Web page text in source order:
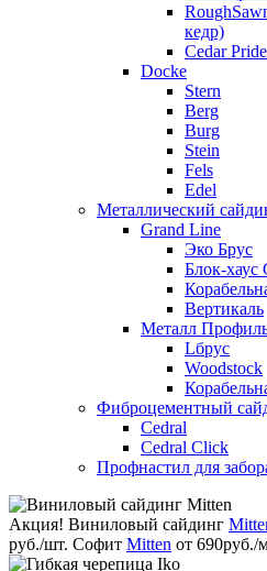
кедр)
Cedar
Docke
Stern
Berg
Burg
Stein
Fels
Edel
Металлический
Grand Line
Эко Брус
Блок-хаус
Вертикаль
Металл
Lбрус
Woodstock
Фиброцементный
Cedral
Cedral Click
Профнастил для
Акция! Виниловый сайдинг
руб./шт. Софит Mitten от 690руб./